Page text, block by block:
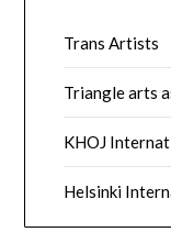
Trans Artists
Triangle arts
KHOJ
Helsinki